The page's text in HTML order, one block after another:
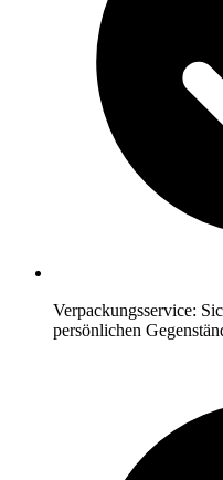
Verpackungsservice:
persönlichen